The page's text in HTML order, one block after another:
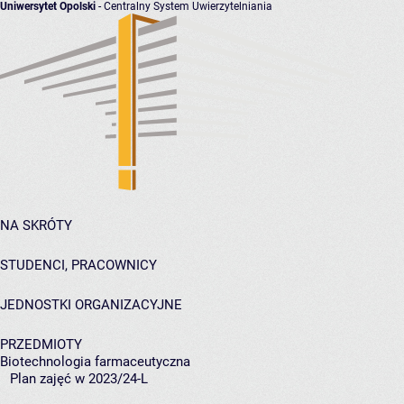
Uniwersytet Opolski - Centralny System Uwierzytelniania
NA SKRÓTY
STUDENCI, PRACOWNICY
JEDNOSTKI ORGANIZACYJNE
PRZEDMIOTY
Biotechnologia farmaceutyczna
Plan zajęć w 2023/24-L